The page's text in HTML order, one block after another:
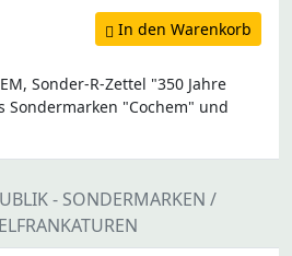
In den Warenkorb
Sonder-R-Zettel "350 Jahre
Sondermarken "Cochem" und
- SONDERMARKEN /